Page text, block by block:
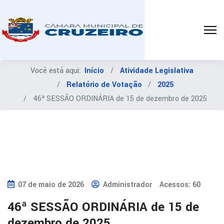
Você está aqui: Início
Atividade Legislativa
Relatório de Votação
2025
46ª SESSÃO ORDINÁRIA de 15 de dezembro de 2025
07 de maio de 2026 Administrador Acessos: 60
46ª SESSÃO ORDINÁRIA de 15 de